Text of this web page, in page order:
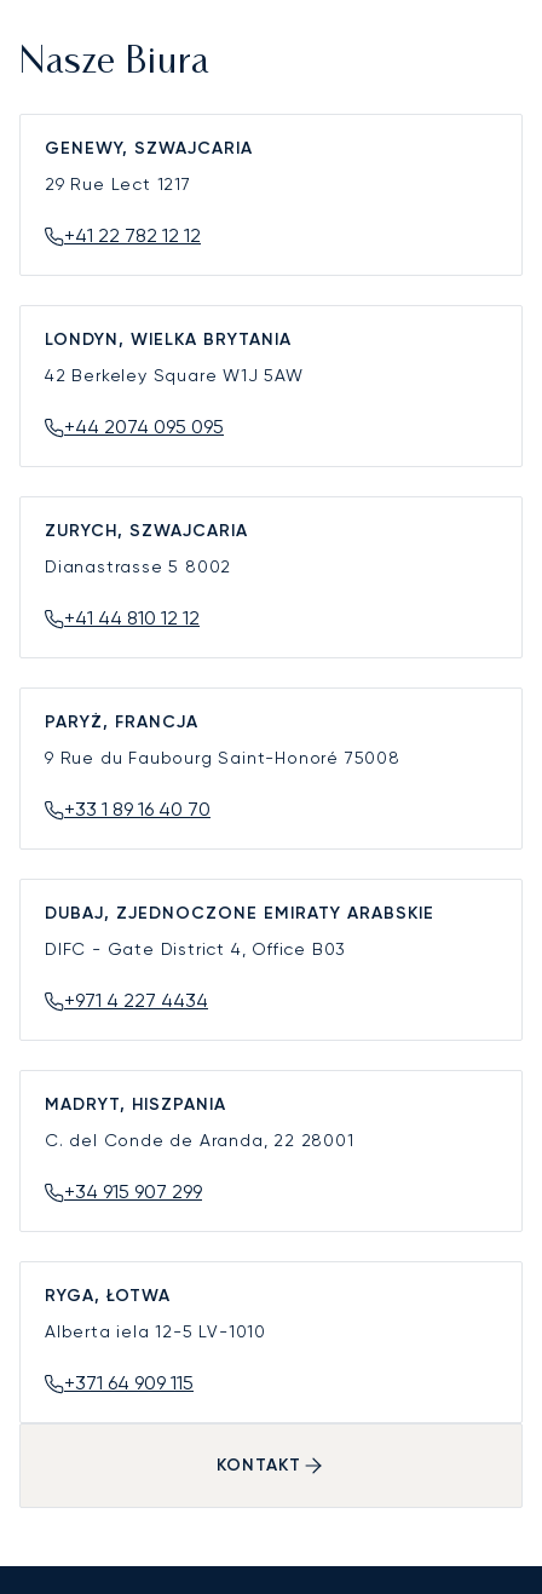
Nasze Biura
GENEWY, SZWAJCARIA
29 Rue Lect 1217
+41 22 782 12 12
LONDYN, WIELKA BRYTANIA
42 Berkeley SquareW1J 5AW
+44 2074 095 095
ZURYCH, SZWAJCARIA
Dianastrasse 5 8002
+41 44 810 12 12
PARYŻ, FRANCJA
9 Rue du Faubourg Saint-Honoré 75008
+33 1 89 16 40 70
DUBAJ, ZJEDNOCZONE EMIRATY ARABSKIE
DIFC - Gate District 4, Office B03
+971 4 227 4434
MADRYT, HISZPANIA
C. del Conde de Aranda, 22 28001
+34 915 907 299
RYGA, ŁOTWA
Alberta iela 12-5 LV-1010
+371 64 909 115
KONTAKT